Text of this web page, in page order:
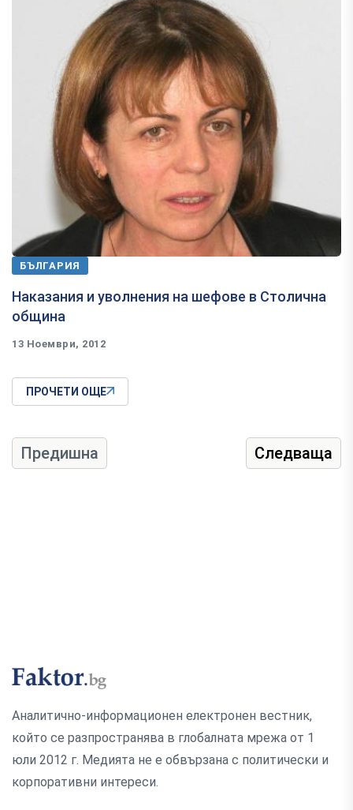
БЪЛГАРИЯ
Наказания и уволнения на шефове в Столична
община
13 Ноември, 2012
ПРОЧЕТИ ОЩЕ
Предишна Следваща
Аналитично-информационен електронен вестник,
който се разпространява в глобалната мрежа от 1
юли 2012 г. Медията не е обвързана с политически и
корпоративни интереси.